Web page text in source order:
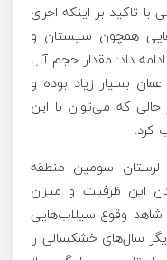
تاکید بر اینکه اجرای
همچون سیستان و
داد: مقدار حجم آب
بسیار زیاد بوده و
حالی که می‌توان با این
کرد.
لرستان سومین منطقه
این ظرفیت و میزان
وقوع سیلاب‌هایی
سال‌های خشکسالی را